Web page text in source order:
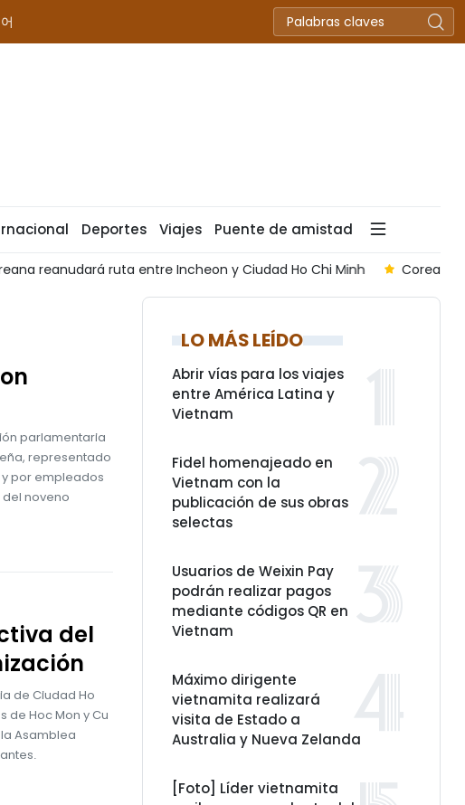
Deportes Viajes Puente de amistad
reanudará ruta entre Incheon y Ciudad Ho Chi Minh Corea del
parlamentaria
representado
por empleados
noveno
del
de Ciudad Ho
de Hoc Mon y Cu
Asamblea
LO MÁS LEÍDO
Abrir vías para los viajes
entre América Latina y
Vietnam
Fidel homenajeado en
Vietnam con la
publicación de sus obras
selectas
Usuarios de Weixin Pay
podrán realizar pagos
mediante códigos QR en
Vietnam
Máximo dirigente
vietnamita realizará
visita de Estado a
Australia y Nueva Zelanda
[Foto] Líder vietnamita